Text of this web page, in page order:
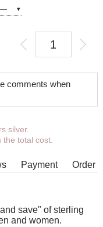
comments when
silver.
total cost.
Order
Payment
save" of sterling
and women.